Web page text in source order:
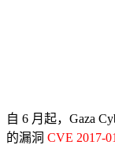
自 6 月起，Gaza
的漏洞 CVE 2017-